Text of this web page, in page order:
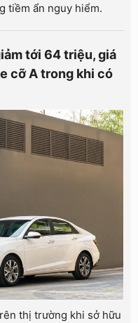
tiềm ẩn nguy hiểm.
tới 64 triệu, giá
cỡ A trong khi có
thị trường khi sở hữu